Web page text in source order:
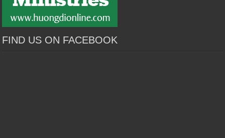
FIND US ON FACEBOOK